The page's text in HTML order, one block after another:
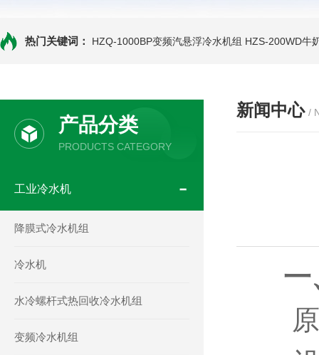
热门关键词： HZQ-1000BP变频汽悬浮冷水机组 HZS-200WD牛
产品分类
PRODUCTS CATEGORY
工业冷水机
降膜式冷水机组
冷水机
水冷螺杆式热回收冷水机组
变频冷水机组
新闻中心 /
一
原